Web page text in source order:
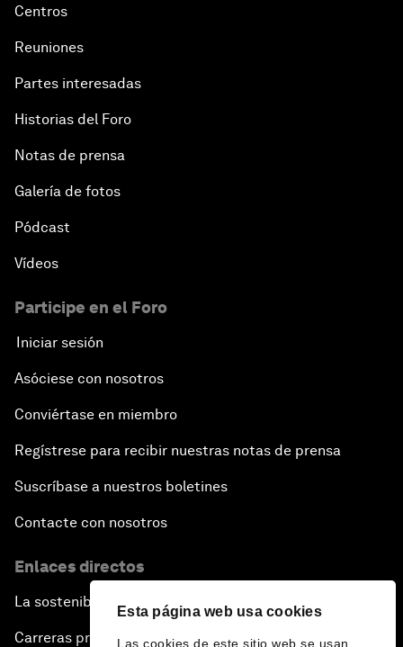
Esta página web usa cookies
Las cookies de este sitio web se usan
Centros
Reuniones
Partes interesadas
Historias del Foro
Notas de prensa
Galería de fotos
Pódcast
Vídeos
Participe en el Foro
Iniciar sesión
Asóciese con nosotros
Conviértase en miembro
Regístrese para recibir nuestras notas de prensa
Suscríbase a nuestros boletines
Contacte con nosotros
Enlaces directos
La sostenibilidad en el Foro
Carreras profesionales